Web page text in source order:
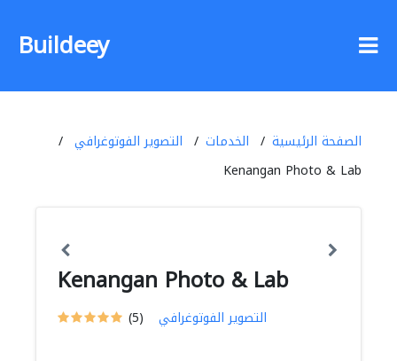
Buildeey
الصفحة الرئيسية الخدمات
التصوير الفوتوغرافي
Kenangan Photo & Lab
Kenangan Photo & Lab
(5) التصوير الفوتوغرافي